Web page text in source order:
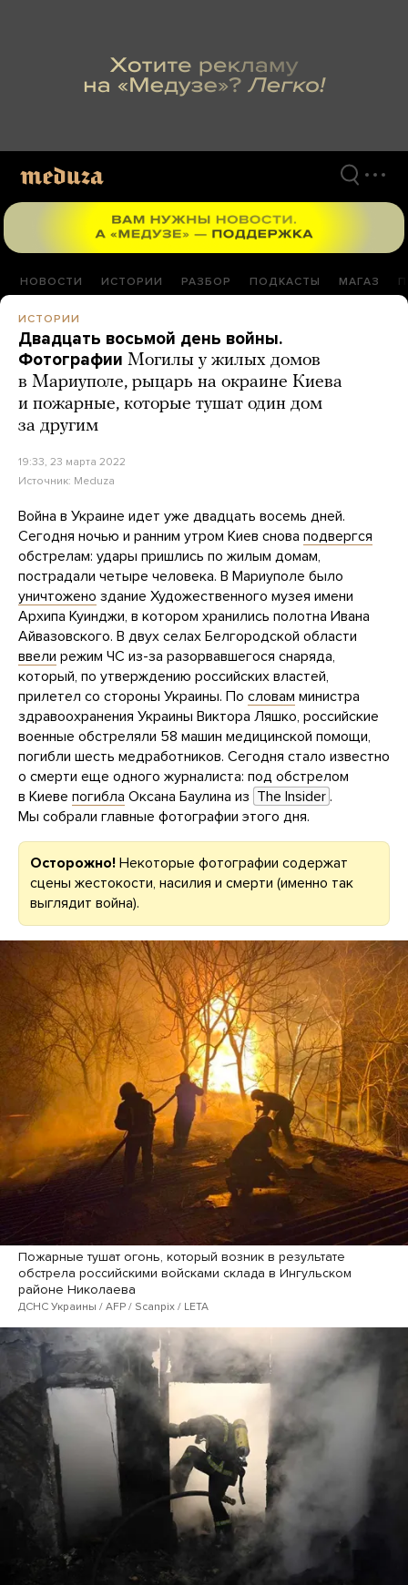
НОВОСТИ ИСТОРИИ РАЗБОР ПОДКАСТЫ МАГАЗ
ИСТОРИИ
Двадцать восьмой день войны.
Фотографии Могилы у жилых домов
в Мариуполе, рыцарь на окраине Киева
и пожарные, которые тушат один дом
за другим
19:33, 23 марта 2022
Источник: Meduza
Война в Украине идет уже двадцать восемь дней.
Сегодня ночью и ранним утром Киев снова подвергся
обстрелам: удары пришлись по жилым домам,
пострадали четыре человека. В Мариуполе было
уничтожено здание Художественного музея имени
Архипа Куинджи, в котором хранились полотна Ивана
Айвазовского. В двух селах Белгородской области
ввели режим ЧС из-за разорвавшегося снаряда,
который, по утверждению российских властей,
прилетел со стороны Украины. По словам министра
здравоохранения Украины Виктора Ляшко, российские
военные обстреляли 58 машин медицинской помощи,
погибли шесть медработников. Сегодня стало известно
о смерти еще одного журналиста: под обстрелом
в Киеве погибла Оксана Баулина из The Insider .
Мы собрали главные фотографии этого дня.
Осторожно! Некоторые фотографии содержат
сцены жестокости, насилия и смерти (именно так
выглядит война).
Пожарные тушат огонь, который возник в результате
обстрела российскими войсками склада в Ингульском
районе Николаева
ДСНС Украины / AFP / Scanpix / LETA